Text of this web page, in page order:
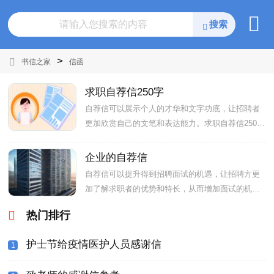
书信之家 > 信函
求职自荐信250字
自荐信可以展示个人的才华和文字功底，让招聘者
更加欣赏自己的文笔和表达能力。求职自荐信250字
企业的自荐信
自荐信可以提升得到招聘面试的机遇，让招聘方更
加了解求职者的优势和特长，从而增加面试的机
热门排行
1 护士节给疫情医护人员感谢信